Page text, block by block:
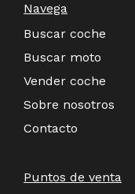
Navega
Buscar coche
Buscar moto
Vender coche
Sobre nosotros
Contacto
Puntos de venta